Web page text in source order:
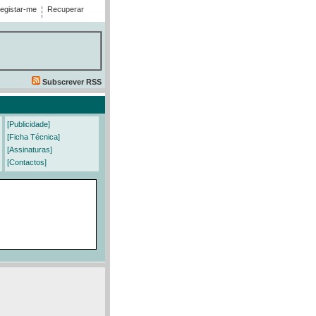
me
Recuperar
Subscrever RSS
[Publicidade]
[Ficha Técnica]
[Assinaturas]
[Contactos]